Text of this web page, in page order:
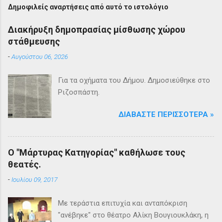
Δημοφιλείς αναρτήσεις από αυτό το ιστολόγιο
Διακήρυξη δημοπρασίας μίσθωσης χώρου
στάθμευσης
-Αυγούστου 06, 2026
Για τα οχήματα του Δήμου. Δημοσιεύθηκε στο
Ριζοσπάστη.
ΔΙΑΒΆΣΤΕ ΠΕΡΙΣΣΌΤΕΡΑ »
Ο "Μάρτυρας Κατηγορίας" καθήλωσε τους
θεατές.
-Ιουλίου 09, 2017
Με τεράστια επιτυχία και ανταπόκριση
"ανέβηκε" στο θέατρο Αλίκη Βουγιουκλάκη, η